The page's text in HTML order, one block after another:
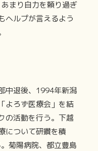
まり自力を頼り過ぎ
ヘルプが言えるよう
中退後、1994年新潟
よろず医療会」を結
の活動を行う。下越
について研鑽を積
菊陽病院、都立豊島